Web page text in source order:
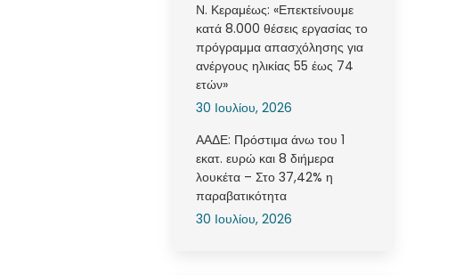
Ν. Κεραμέως: «Επεκτείνουμε
κατά 8.000 θέσεις εργασίας το
πρόγραμμα απασχόλησης για
ανέργους ηλικίας 55 έως 74
ετών»
30 Ιουλίου, 2026
ΑΑΔΕ: Πρόστιμα άνω του 1
εκατ. ευρώ και 8 διήμερα
λουκέτα – Στο 37,42% η
παραβατικότητα
30 Ιουλίου, 2026